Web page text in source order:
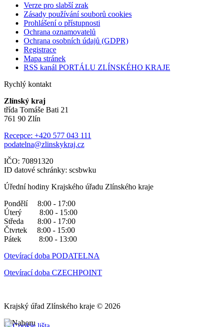
Verze pro slabší zrak
Zásady používání souborů cookies
Prohlášení o přístupnosti
Ochrana oznamovatelů
Ochrana osobních údajů (GDPR)
Registrace
Mapa stránek
RSS kanál PORTÁLU ZLÍNSKÉHO KRAJE
Rychlý kontakt
Zlínský kraj
třída Tomáše Bati 21
761 90 Zlín
Recepce: +420 577 043 111
podatelna@zlinskykraj.cz
IČO: 70891320
ID datové schránky: scsbwku
Úřední hodiny Krajského úřadu Zlínského kraje
Pondělí 8:00 - 17:00
Úterý 8:00 - 15:00
Středa 8:00 - 17:00
Čtvrtek 8:00 - 15:00
Pátek 8:00 - 13:00
Otevírací doba PODATELNA
Otevírací doba CZECHPOINT
Krajský úřad Zlínského kraje © 2026